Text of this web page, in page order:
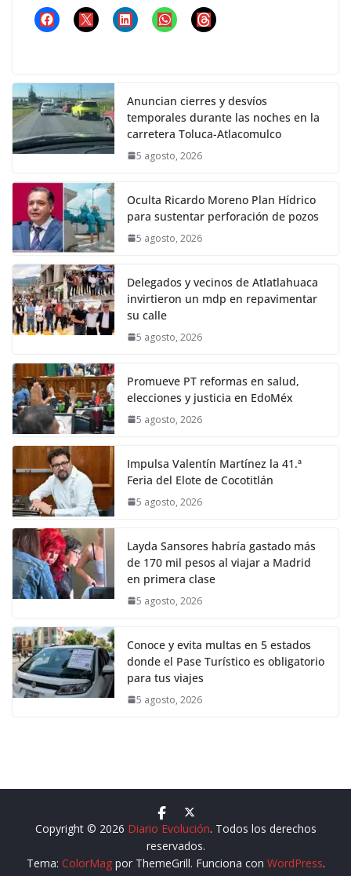
Anuncian cierres y desvíos
temporales durante las noches en la
carretera Toluca-Atlacomulco
5 agosto, 2026
Oculta Ricardo Moreno Plan Hídrico
para sustentar perforación de pozos
5 agosto, 2026
Delegados y vecinos de Atlatlahuaca
invirtieron un mdp en repavimentar
su calle
5 agosto, 2026
Promueve PT reformas en salud,
elecciones y justicia en EdoMéx
5 agosto, 2026
Impulsa Valentín Martínez la 41.ª
Feria del Elote de Cocotitlán
5 agosto, 2026
Layda Sansores habría gastado más
de 170 mil pesos al viajar a Madrid
en primera clase
5 agosto, 2026
Conoce y evita multas en 5 estados
donde el Pase Turístico es obligatorio
para tus viajes
5 agosto, 2026
Copyright © 2026 Diario Evolución. Todos los derechos
reservados.
Tema: ColorMagpor ThemeGrill. Funciona con WordPress.